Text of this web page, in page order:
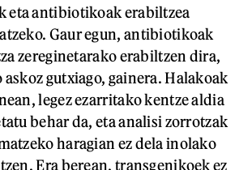
eta antibiotikoak erabiltzea
Gaur egun, antibiotikoak
zereginetarako erabiltzen dira,
gutxiago, gainera. Halakoak
legez ezarritako kentze aldia
behar da, eta analisi zorrotzak
haragian ez dela inolako
Era berean, transgenikoek ez